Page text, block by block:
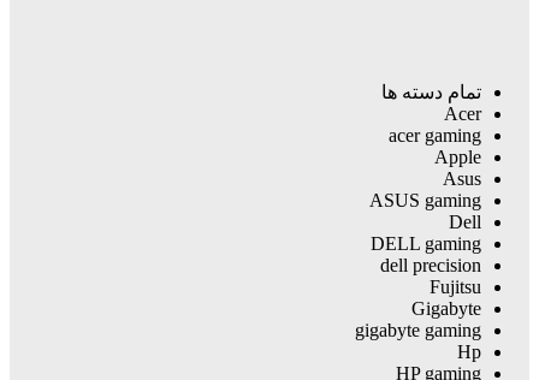
تمام دسته ها
Acer
acer gaming
Apple
Asus
ASUS gaming
Dell
DELL gaming
dell precision
Fujitsu
Gigabyte
gigabyte gaming
Hp
HP gaming